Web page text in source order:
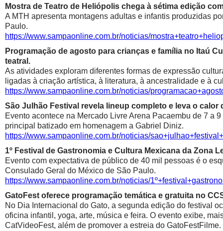
Mostra de Teatro de Heliópolis chega à sétima edição
A MTH apresenta montagens adultas e infantis produzidas
Paulo.
https://www.sampaonline.com.br/noticias/
Programação de agosto para crianças e família no Itaú
teatral.
As atividades exploram diferentes formas de expressão
ligadas à criação artística, à literatura, à ancestralidade e à
https://www.sampaonline.com.br/noticias/
São Julhão Festival revela lineup completo e leva o calor
Evento acontece na Mercado Livre Arena Pacaembu de 7 a
principal batizado em homenagem a Gabriel Diniz.
https://www.sampaonline.com.br/noticias/
1º Festival de Gastronomia e Cultura Mexicana da Zona
Evento com expectativa de público de 40 mil pessoas é o
Consulado Geral do México de São Paulo.
https://www.sampaonline.com.br/noticias/
GatoFest oferece programação temática e gratuita no
No Dia Internacional do Gato, a segunda edição do festival
oficina infantil, yoga, arte, música e feira. O evento exibe,
CatVideoFest, além de promover a estreia do GatoFestFilme.